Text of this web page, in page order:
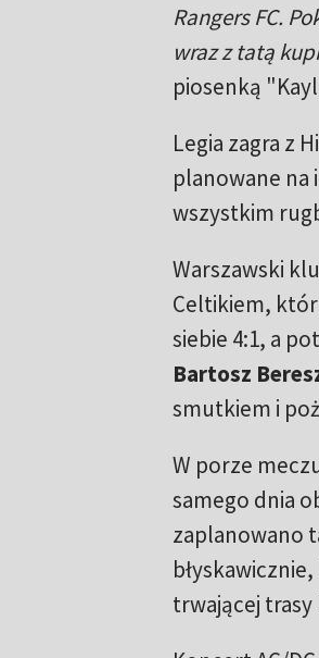
Rangers FC.
wraz z tatą
piosenką
Legia zagra z
planowane
wszystkim
Warszawski
Celtikiem,
siebie 4:1, a
Bartosz
smutkiem i
W porze
samego dnia
zaplanowano
trwającej